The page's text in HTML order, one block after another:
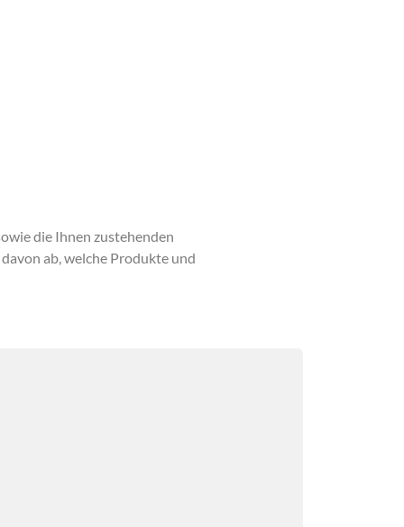
die Ihnen zustehenden
ab, welche Produkte und